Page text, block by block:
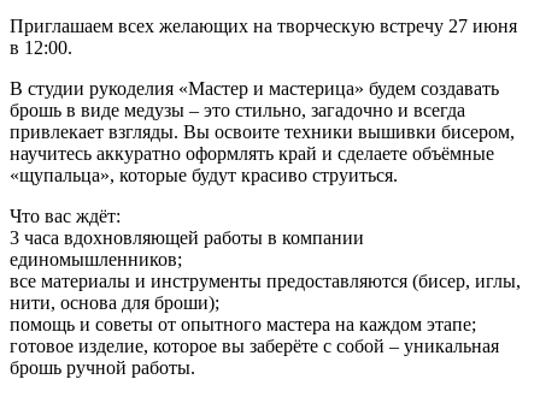
Приглашаем всех желающих на творческую встречу 27 июня
в 12:00.
В студии рукоделия «Мастер и мастерица» будем создавать
брошь в виде медузы – это стильно, загадочно и всегда
привлекает взгляды. Вы освоите техники вышивки бисером,
научитесь аккуратно оформлять край и сделаете объёмные
«щупальца», которые будут красиво струиться.
Что вас ждёт:
3 часа вдохновляющей работы в компании
единомышленников;
все материалы и инструменты предоставляются (бисер, иглы,
нити, основа для броши);
помощь и советы от опытного мастера на каждом этапе;
готовое изделие, которое вы заберёте с собой – уникальная
брошь ручной работы.